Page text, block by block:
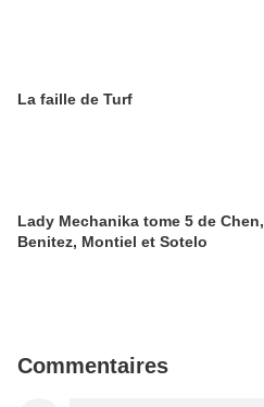
La faille de Turf
Lady Mechanika tome 5 de Chen,
Benitez, Montiel et Sotelo
Commentaires